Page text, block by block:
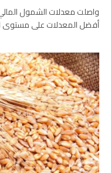
واصلت معدلات الشمول
أفضل المعدلات على مستوى